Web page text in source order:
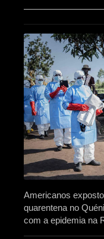
Americanos
quarentena no
com a epidemia na